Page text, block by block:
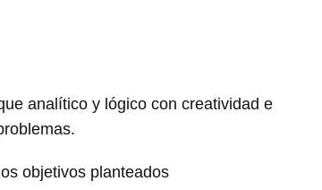
analítico y lógico con creatividad e
objetivos planteados